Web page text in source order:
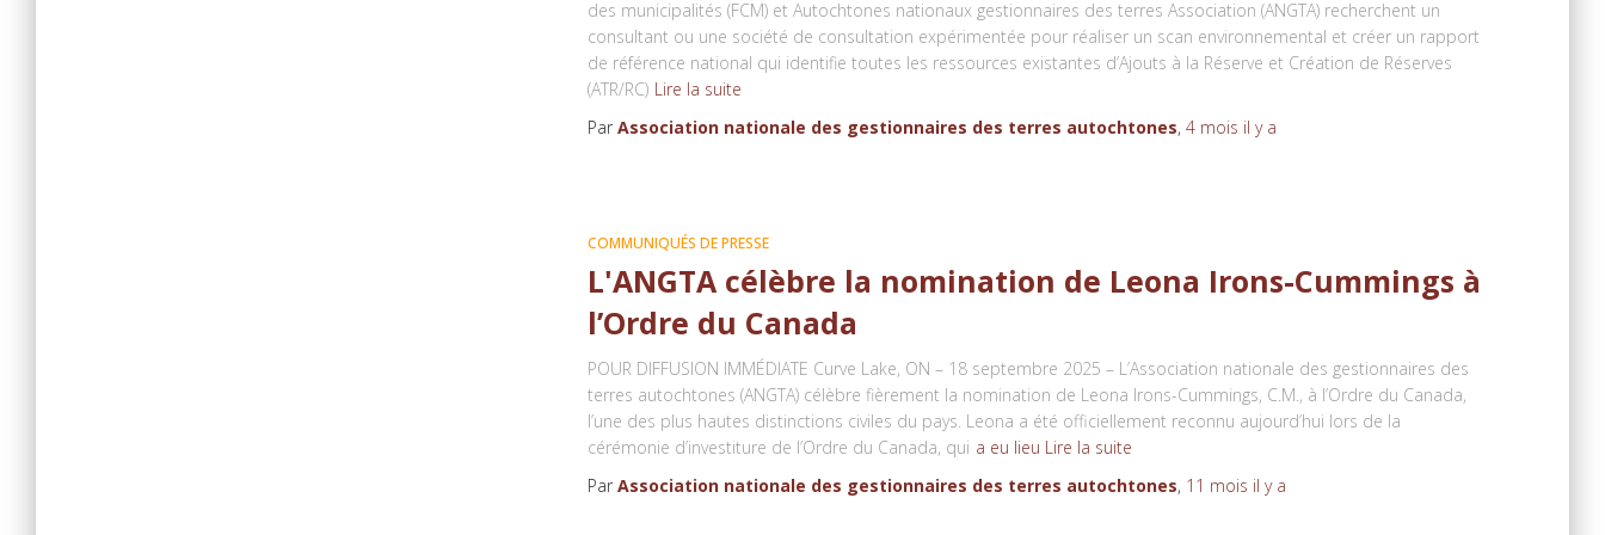
des municipalités (FCM) et Autochtones nationaux gestionnaires des terres Association (ANGTA) recherchent un
consultant ou une société de consultation expérimentée pour réaliser un scan environnemental et créer un rapport
de référence national qui identifie toutes les ressources existantes d’Ajouts à la Réserve et Création de Réserves
(ATR/RC) Lire la suite
Par Association nationale des gestionnaires des terres autochtones, 4 mois il y a
COMMUNIQUÉS DE PRESSE
L'ANGTA célèbre la nomination de Leona Irons-Cummings à
l’Ordre du Canada
POUR DIFFUSION IMMÉDIATE Curve Lake, ON – 18 septembre 2025 – L’Association nationale des gestionnaires des
terres autochtones (ANGTA) célèbre fièrement la nomination de Leona Irons-Cummings, C.M., à l’Ordre du Canada,
l’une des plus hautes distinctions civiles du pays. Leona a été officiellement reconnu aujourd’hui lors de la
cérémonie d’investiture de l’Ordre du Canada, qui a eu lieu Lire la suite
Par Association nationale des gestionnaires des terres autochtones, 11 mois il y a